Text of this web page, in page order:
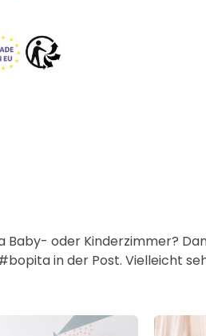
Baby- oder Kinderzimmer?
in der Post. Vielleicht